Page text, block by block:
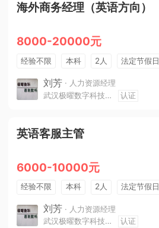
海外商务经理（英语方向）
8000-20000元
经验不限 本科 2人 法定节假日
刘芳 · 人力资源经理
武汉极曜数字科技有限公司
认证
英语客服主管
6000-10000元
经验不限 本科 2人 法定节假日
刘芳 · 人力资源经理
武汉极曜数字科技有限公司
认证